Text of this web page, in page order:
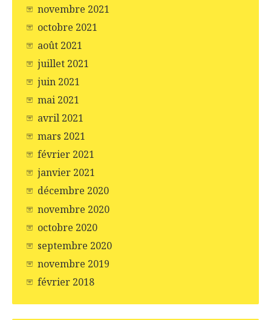
novembre 2021
octobre 2021
août 2021
juillet 2021
juin 2021
mai 2021
avril 2021
mars 2021
février 2021
janvier 2021
décembre 2020
novembre 2020
octobre 2020
septembre 2020
novembre 2019
février 2018